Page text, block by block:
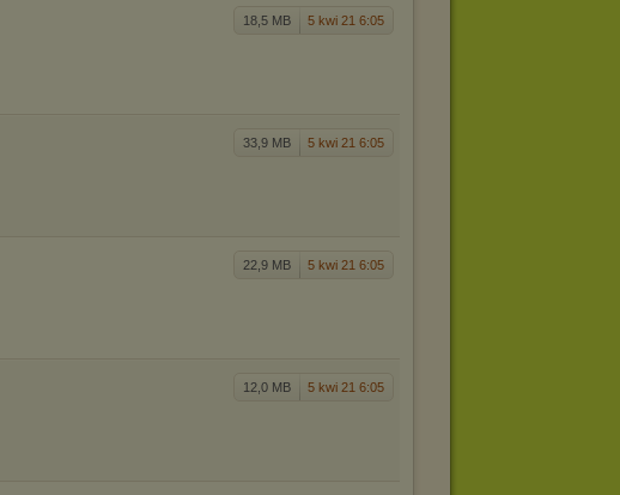
18,5 MB 5 kwi 21 6:05
33,9 MB 5 kwi 21 6:05
22,9 MB 5 kwi 21 6:05
12,0 MB 5 kwi 21 6:05